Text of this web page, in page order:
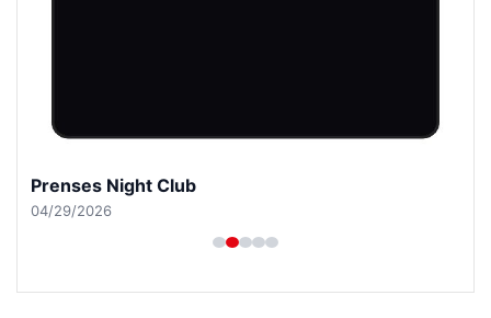
Prenses Night Club
04/29/2026